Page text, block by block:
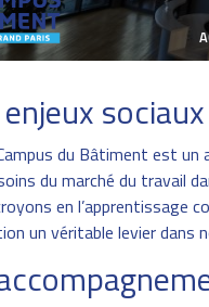
du Bâtiment est
du marché du travail
en l’apprentissage
un véritable levier dans